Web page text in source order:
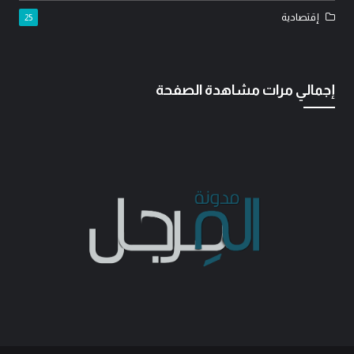
إقتصادية 25
إجمالي مرات مشاهدة الصفحة